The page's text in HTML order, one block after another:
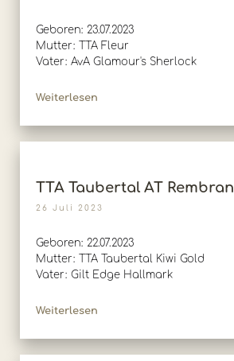
Geboren: 23.07.2023
Mutter: TTA Fleur
Vater: AvA Glamour's Sherlock
Weiterlesen
TTA Taubertal AT
26 Juli 2023
Geboren: 22.07.2023
Mutter: TTA Taubertal Kiwi Gold
Vater: Gilt Edge Hallmark
Weiterlesen